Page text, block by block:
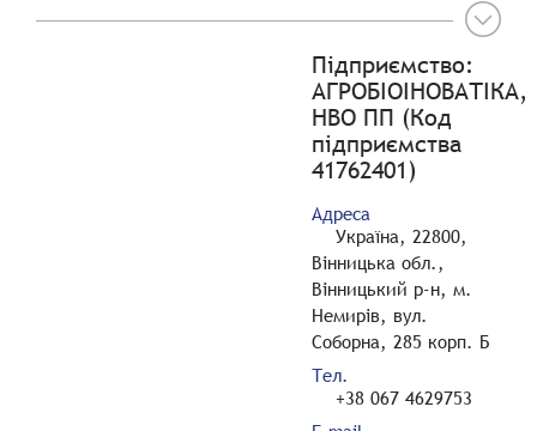
Підприємство:
АГРОБІОІНОВАТІКА,
НВО ПП (Код
підприємства
41762401)
Адреса
Україна, 22800,
Вінницька обл.,
Вінницький р-н, м.
Немирів, вул.
Соборна, 285 корп. Б
Тел.
+38 067 4629753